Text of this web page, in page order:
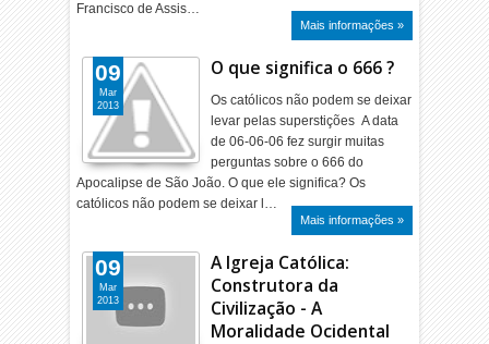
Francisco de Assis…
Mais informações »
O que significa o 666 ?
Os católicos não podem se deixar
levar pelas superstições A data
de 06-06-06 fez surgir muitas
perguntas sobre o 666 do
Apocalipse de São João. O que ele significa? Os
católicos não podem se deixar l…
Mais informações »
09
Mar
2013
A Igreja Católica:
Construtora da
Civilização - A
Moralidade Ocidental
09
Mar
2013